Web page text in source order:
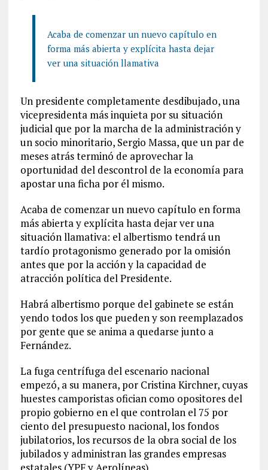
Acaba de comenzar un nuevo capítulo en
forma más abierta y explícita hasta dejar
ver una situación llamativa
Un presidente completamente desdibujado, una
vicepresidenta más inquieta por su situación
judicial que por la marcha de la administración y
un socio minoritario, Sergio Massa, que un par de
meses atrás terminó de aprovechar la
oportunidad del descontrol de la economía para
apostar una ficha por él mismo.
Acaba de comenzar un nuevo capítulo en forma
más abierta y explícita hasta dejar ver una
situación llamativa: el albertismo tendrá un
tardío protagonismo generado por la omisión
antes que por la acción y la capacidad de
atracción política del Presidente.
Habrá albertismo porque del gabinete se están
yendo todos los que pueden y son reemplazados
por gente que se anima a quedarse junto a
Fernández.
La fuga centrífuga del escenario nacional
empezó, a su manera, por Cristina Kirchner, cuyas
huestes camporistas ofician como opositores del
propio gobierno en el que controlan el 75 por
ciento del presupuesto nacional, los fondos
jubilatorios, los recursos de la obra social de los
jubilados y administran las grandes empresas